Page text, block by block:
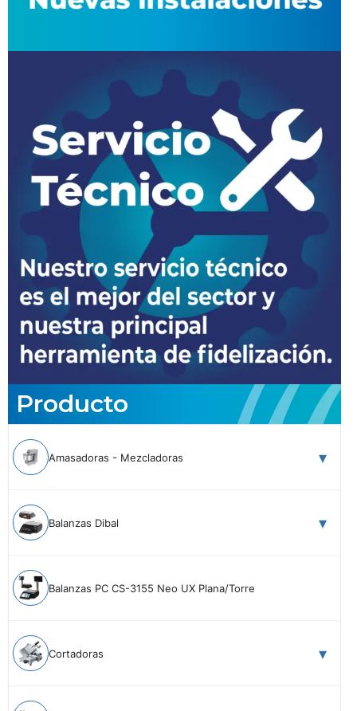
Producto
Amasadoras - Mezcladoras
Balanzas Dibal
Balanzas PC CS-3155 Neo UX Plana/Torre
Cortadoras